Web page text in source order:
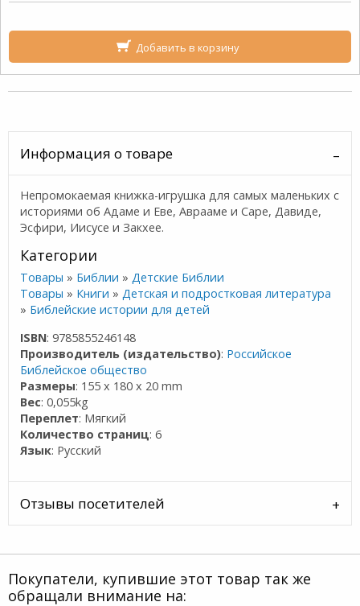
Добавить в корзину
Информация о товаре
Непромокаемая книжка-игрушка для самых маленьких с
историями об Адаме и Еве, Аврааме и Саре, Давиде,
Эсфири, Иисусе и Закхее.
Категории
Товары » Библии »Детские Библии
Товары » Книги »Детская и подростковая литература
» Библейские истории для детей
ISBN: 9785855246148
Производитель (издательство): Российское
Библейское общество
Размеры: 155 x 180 x 20 mm
Вес: 0,055kg
Переплет: Мягкий
Количество страниц: 6
Язык: Русский
Отзывы посетителей
Покупатели, купившие этот товар так же
обращали внимание на: